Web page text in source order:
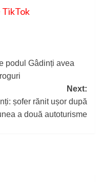
TikTok
podul Gâdinți avea
Next:
șofer rănit ușor după
a două autoturisme